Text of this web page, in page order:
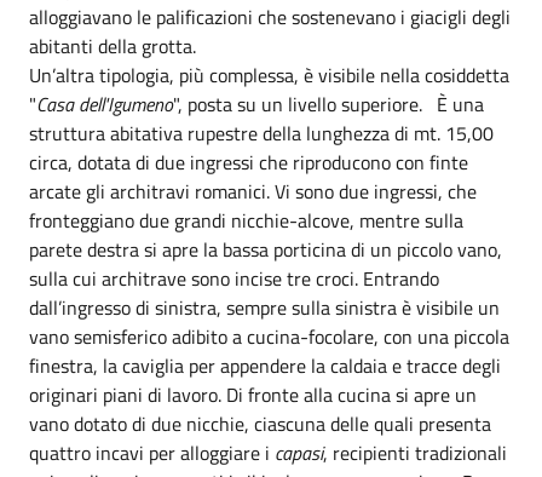
alloggiavano le palificazioni che sostenevano i giacigli degli
abitanti della grotta.
Un’altra tipologia, più complessa, è visibile nella cosiddetta
"Casa dell'Igumeno", posta su un livello superiore. È una
struttura abitativa rupestre della lunghezza di mt. 15,00
circa, dotata di due ingressi che riproducono con finte
arcate gli architravi romanici. Vi sono due ingressi, che
fronteggiano due grandi nicchie-alcove, mentre sulla
parete destra si apre la bassa porticina di un piccolo vano,
sulla cui architrave sono incise tre croci. Entrando
dall’ingresso di sinistra, sempre sulla sinistra è visibile un
vano semisferico adibito a cucina-focolare, con una piccola
finestra, la caviglia per appendere la caldaia e tracce degli
originari piani di lavoro. Di fronte alla cucina si apre un
vano dotato di due nicchie, ciascuna delle quali presenta
quattro incavi per alloggiare i capasi, recipienti tradizionali